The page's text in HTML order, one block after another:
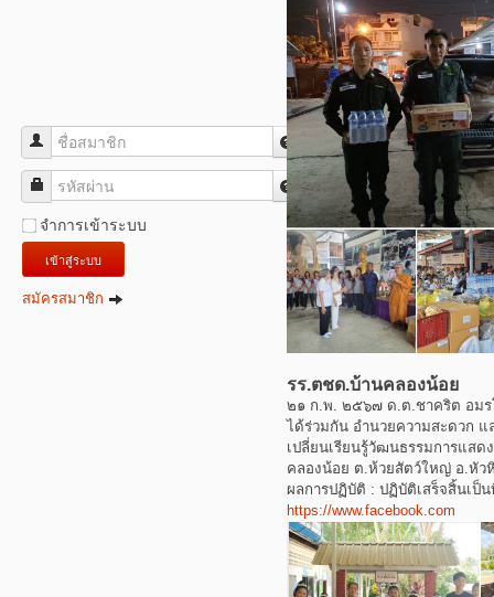
ชื่อสมาชิก
รหัสผ่าน
จำการเข้าระบบ
เข้าสู่ระบบ
สมัครสมาชิก
รร.ตชด.บ้านคลองน้อย
๒๑ ก.พ. ๒๕๖๗ ด.ต.ชาคริต อม
ได้ร่วมกัน อำนวยความสะดวก
เปลี่ยนเรียนรู้วัฒนธรรมการแส
คลองน้อย ต.ห้วยสัตว์ใหญ่ อ.หัว
ผลการปฏิบัติ : ปฏิบัติเสร็จสิ้นเป็น
https://www.facebook.com